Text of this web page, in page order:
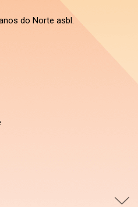
do Norte asbl.